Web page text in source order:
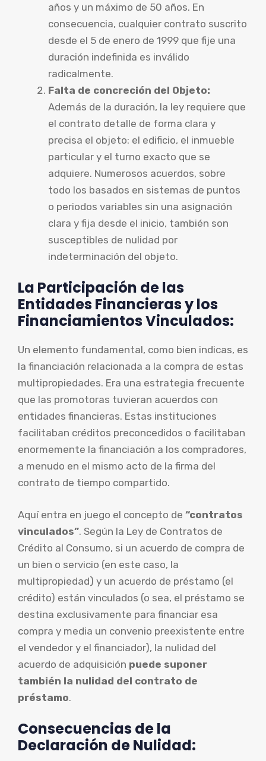
años y un máximo de 50 años. En
consecuencia, cualquier contrato suscrito
desde el 5 de enero de 1999 que fije una
duración indefinida es inválido
radicalmente.
Falta de concreción del Objeto:
Además de la duración, la ley requiere que
el contrato detalle de forma clara y
precisa el objeto: el edificio, el inmueble
particular y el turno exacto que se
adquiere. Numerosos acuerdos, sobre
todo los basados en sistemas de puntos
o periodos variables sin una asignación
clara y fija desde el inicio, también son
susceptibles de nulidad por
indeterminación del objeto.
La Participación de las
Entidades Financieras y los
Financiamientos Vinculados:
Un elemento fundamental, como bien indicas, es
la financiación relacionada a la compra de estas
multipropiedades. Era una estrategia frecuente
que las promotoras tuvieran acuerdos con
entidades financieras. Estas instituciones
facilitaban créditos preconcedidos o facilitaban
enormemente la financiación a los compradores,
a menudo en el mismo acto de la firma del
contrato de tiempo compartido.
Aquí entra en juego el concepto de “contratos
vinculados”. Según la Ley de Contratos de
Crédito al Consumo, si un acuerdo de compra de
un bien o servicio (en este caso, la
multipropiedad) y un acuerdo de préstamo (el
crédito) están vinculados (o sea, el préstamo se
destina exclusivamente para financiar esa
compra y media un convenio preexistente entre
el vendedor y el financiador), la nulidad del
acuerdo de adquisición puede suponer
también la nulidad del contrato de
préstamo.
Consecuencias de la
Declaración de Nulidad: